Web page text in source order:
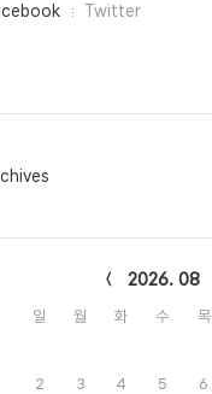
Twitter
2026. 08
일 월 화 수 목
2
3 4 5 6